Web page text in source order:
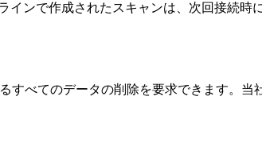
ンで作成されたスキャンは、次回接続時
すべてのデータの削除を要求できます。